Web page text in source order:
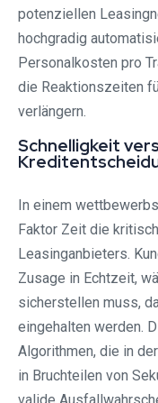
potenziellen
hochgradig
Personalkosten pro
die Reaktionszeiten
verlängern.
Schnelligkeit
In einem
Faktor Zeit die
Leasinganbieters.
Zusage in Echtzeit,
sicherstellen muss,
eingehalten werden.
Algorithmen, die in
in Bruchteilen von